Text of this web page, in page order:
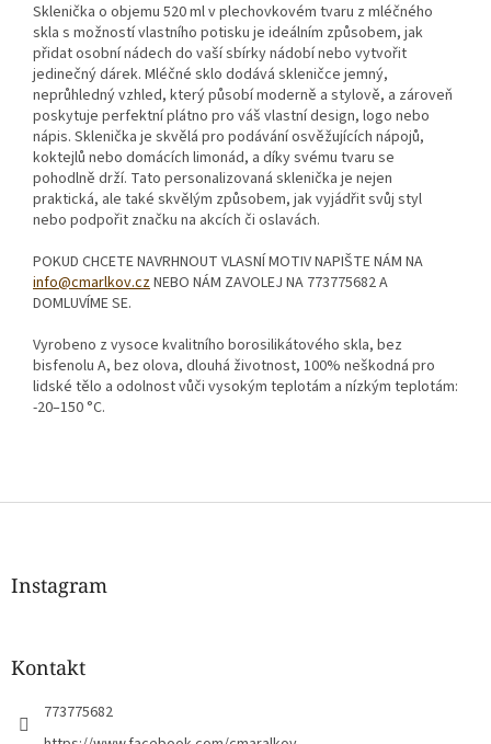
Sklenička o objemu 520 ml v plechovkovém tvaru z mléčného
skla s možností vlastního potisku je ideálním způsobem, jak
přidat osobní nádech do vaší sbírky nádobí nebo vytvořit
jedinečný dárek. Mléčné sklo dodává skleničce jemný,
neprůhledný vzhled, který působí moderně a stylově, a zároveň
poskytuje perfektní plátno pro váš vlastní design, logo nebo
nápis. Sklenička je skvělá pro podávání osvěžujících nápojů,
koktejlů nebo domácích limonád, a díky svému tvaru se
pohodlně drží. Tato personalizovaná sklenička je nejen
praktická, ale také skvělým způsobem, jak vyjádřit svůj styl
nebo podpořit značku na akcích či oslavách.
POKUD CHCETE NAVRHNOUT VLASNÍ MOTIV NAPIŠTE NÁM NA
info@cmarlkov.czNEBO NÁM ZAVOLEJ NA 773775682 A
DOMLUVÍME SE.
Vyrobeno z vysoce kvalitního borosilikátového skla, bez
bisfenolu A, bez olova, dlouhá životnost, 100% neškodná pro
lidské tělo a odolnost vůči vysokým teplotám a nízkým teplotám:
-20–150 °C.
Z
Instagram
Kontakt
773775682